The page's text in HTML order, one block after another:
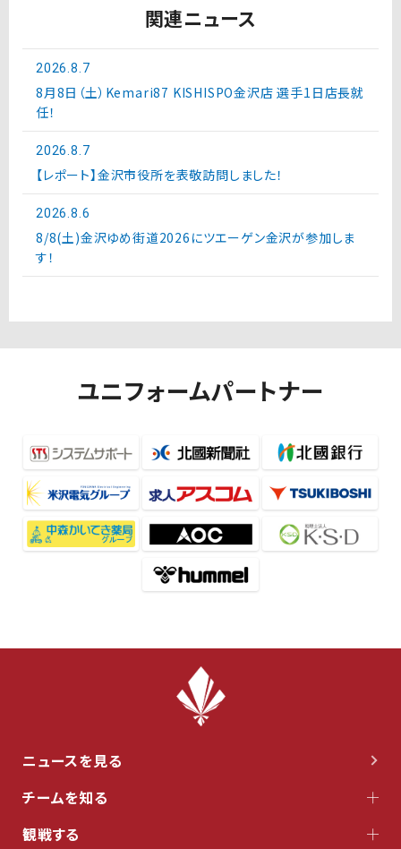
関連ニュース
2026.8.7
8月8日（土）Kemari87 KISHISPO金沢店 選手1日店長就
任！
2026.8.7
【レポート】金沢市役所を表敬訪問しました！
2026.8.6
8/8(土)金沢ゆめ街道2026にツエーゲン金沢が参加しま
す！
ユニフォームパートナー
ニュースを見る
チームを知る
観戦する